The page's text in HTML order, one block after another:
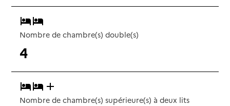
Nombre de chambre(s) double(s)
4
Nombre de chambre(s) supérieure(s) à deux lits